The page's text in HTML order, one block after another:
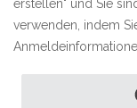
erstellen" und Sie
verwenden, indem